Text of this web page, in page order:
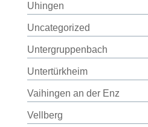
Uhingen
Uncategorized
Untergruppenbach
Untertürkheim
Vaihingen an der Enz
Vellberg